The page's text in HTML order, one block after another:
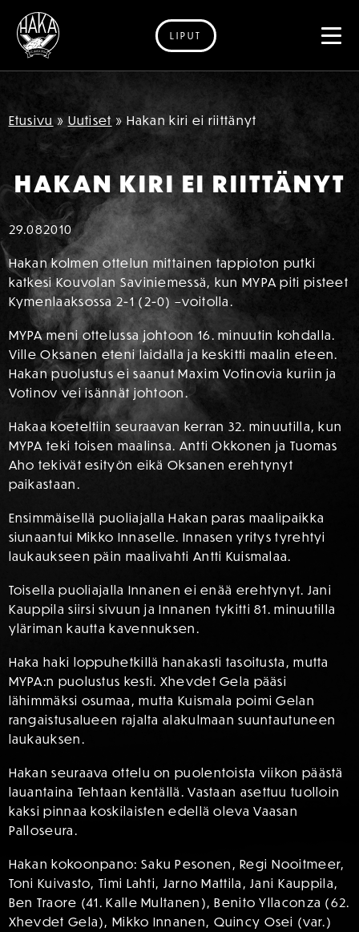
Siirry sisältöön
LIPUT
Etusivu » Uutiset » Hakan kiri ei riittänyt
HAKAN KIRI EI RIITTÄNYT
29.082010
Hakan kolmen ottelun mittainen tappioton putki
katkesi Kouvolan Saviniemessä, kun MYPA piti pisteet
Kymenlaaksossa 2-1 (2-0) –voitolla.
MYPA meni ottelussa johtoon 16. minuutin kohdalla.
Ville Oksanen eteni laidalla ja keskitti maalin eteen.
Hakan puolustus ei saanut Maxim Votinovia kuriin ja
Votinov vei isännät johtoon.
Hakaa koeteltiin seuraavan kerran 32. minuutilla, kun
MYPA teki toisen maalinsa. Antti Okkonen ja Tuomas
Aho tekivät esityön eikä Oksanen erehtynyt
paikastaan.
Ensimmäisellä puoliajalla Hakan paras maalipaikka
siunaantui Mikko Innaselle. Innasen yritys tyrehtyi
laukaukseen päin maalivahti Antti Kuismalaa.
Toisella puoliajalla Innanen ei enää erehtynyt. Jani
Kauppila siirsi sivuun ja Innanen tykitti 81. minuutilla
yläriman kautta kavennuksen.
Haka haki loppuhetkillä hanakasti tasoitusta, mutta
MYPA:n puolustus kesti. Xhevdet Gela pääsi
lähimmäksi osumaa, mutta Kuismala poimi Gelan
rangaistusalueen rajalta alakulmaan suuntautuneen
laukauksen.
Hakan seuraava ottelu on puolentoista viikon päästä
lauantaina Tehtaan kentällä. Vastaan asettuu tuolloin
kaksi pinnaa koskilaisten edellä oleva Vaasan
Palloseura.
Hakan kokoonpano: Saku Pesonen, Regi Nooitmeer,
Toni Kuivasto, Timi Lahti, Jarno Mattila, Jani Kauppila,
Ben Traore (41. Kalle Multanen), Benito Yllaconza (62.
Xhevdet Gela), Mikko Innanen, Quincy Osei (var.)